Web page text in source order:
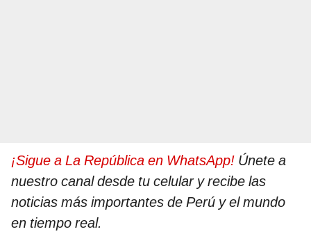
¡Sigue a La República en WhatsApp! Únete a
nuestro canal desde tu celular y recibe las
noticias más importantes de Perú y el mundo
en tiempo real.